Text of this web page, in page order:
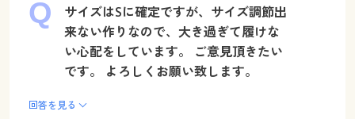
サイズはSに確定ですが、サイズ調節出
来ない作りなので、大き過ぎて履けな
い心配をしています。 ご意見頂きたい
です。 よろしくお願い致します。
回答を見る